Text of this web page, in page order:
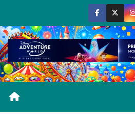
al
contenuto